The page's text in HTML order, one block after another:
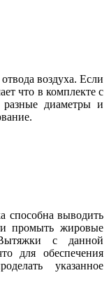
воздуха. Если
что в комплекте с
разные диаметры и
способна выводить
промыть жировые
с данной
для обеспечения
указанное